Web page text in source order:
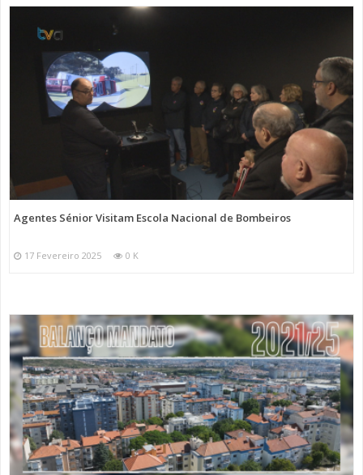
Agentes Sénior Visitam Escola Nacional de Bombeiros
17 Fevereiro 2025 0 K